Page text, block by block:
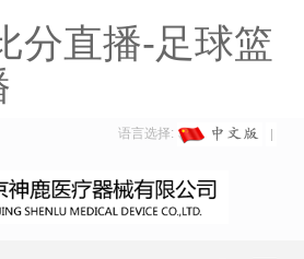
分直播-足球篮
语言选择: